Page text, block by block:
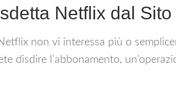
Netflix dal Sito
non vi interessa più o
disdire l’abbonamento,